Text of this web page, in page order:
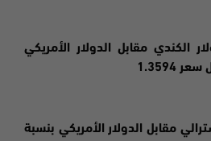
الكندي مقابل الدولار الأمريكي
مقابل الدولار الأمريكي بنسبة